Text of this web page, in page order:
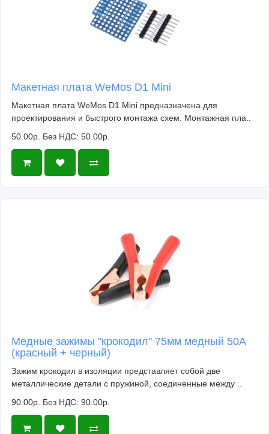
Макетная плата WeMos D1 Mini
Макетная плата WeMos D1 Mini предназначена для
проектирования и быстрого монтажа схем. Монтажная пла..
50.00р. Без НДС: 50.00р.
Медные зажимы "крокодил" 75мм медный 50A
(красный + черный)
Зажим крокодил в изоляции представляет собой две
металлические детали с пружиной, соединенные между ..
90.00р. Без НДС: 90.00р.